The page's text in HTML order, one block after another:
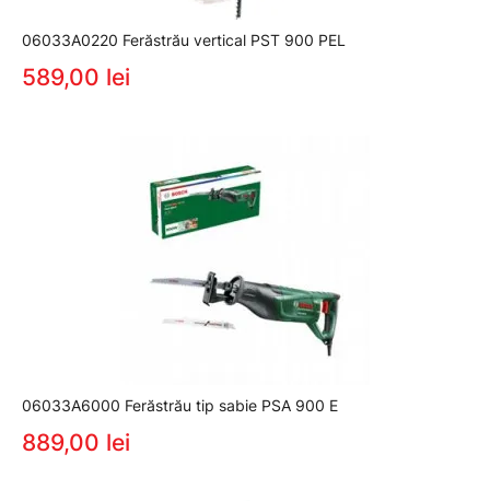
06033A0220 Ferăstrău vertical PST 900 PEL
589,00 lei
06033A6000 Ferăstrău tip sabie PSA 900 E
889,00 lei